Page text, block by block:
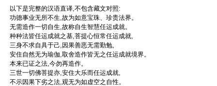
以下是完整的汉语直译,不包含藏文对照:
功德事业无所不生,故为如意宝珠、珍贵法界。
无需造作一切自生,故称自生智慧任运成就。
种种法皆任运成就之基,菩提心恒常任运成就,
三身不求自具于己,因果善恶无需勤勉,
安住自然无为瑜伽,取舍造作皆无之任运成就境界。
本来已证之法,今勿再造作。
三世一切佛菩提亦,安住大乐而任运成就,
不示因果下劣之法,观无为如虚空之自性。